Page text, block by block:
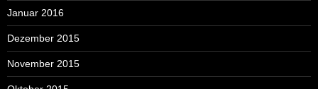
Januar 2016
Dezember 2015
November 2015